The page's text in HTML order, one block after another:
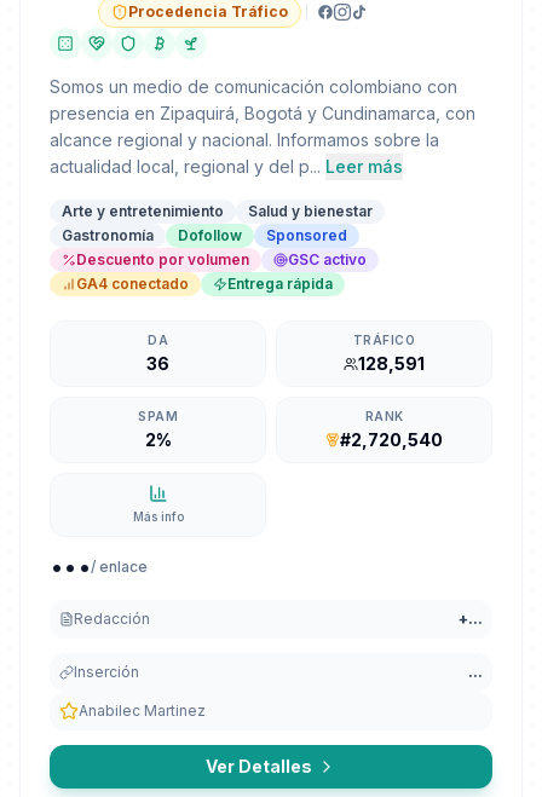
Procedencia Tráfico
Somos un medio de comunicación colombiano con
presencia en Zipaquirá, Bogotá y Cundinamarca, con
alcance regional y nacional. Informamos sobre la
actualidad local, regional y del p... Leer más
Arte y entretenimiento
Salud y bienestar
Gastronomía
Dofollow
Sponsored
Descuento por volumen
GSC activo
GA4 conectado
Entrega rápida
DA
36
TRÁFICO
128,591
SPAM
2%
RANK
#2,720,540
Más info
.../ enlace
Redacción +...
Inserción ...
Anabilec Martinez
Ver Detalles